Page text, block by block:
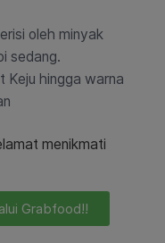
oleh minyak
sedang.
Keju hingga warna
menikmati
Grabfood!!